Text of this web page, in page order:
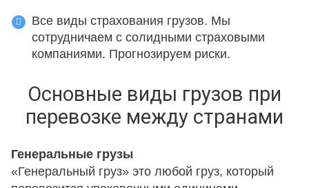
Все виды страхования грузов. Мы
сотрудничаем с солидными страховыми
компаниями. Прогнозируем риски.
Основные виды грузов при
перевозке между странами
Генеральные грузы
«Генеральный груз» это любой груз, который